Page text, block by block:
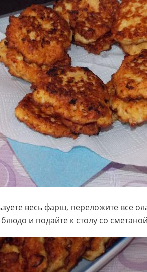
весь фарш, переложите все
и подайте к столу со